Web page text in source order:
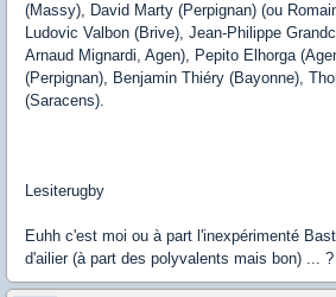
(Massy), David Marty (Perpignan) (ou
Ludovic Valbon (Brive), Jean-Philippe
Arnaud Mignardi, Agen), Pepito Elhorga
(Perpignan), Benjamin Thiéry (Bayonne),
(Saracens).
Lesiterugby
Euhh c'est moi ou à part l'inexpérimenté
d'ailier (à part des polyvalents mais bon) ... ?